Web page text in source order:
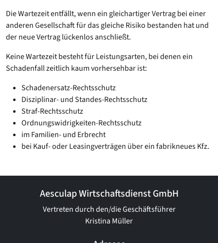
Die Wartezeit entfällt, wenn ein gleichartiger Vertrag bei einer
anderen Gesellschaft für das gleiche Risiko bestanden hat und
der neue Vertrag lückenlos anschließt.
Keine Wartezeit besteht für Leistungsarten, bei denen ein
Schadenfall zeitlich kaum vorhersehbar ist:
Schadenersatz-Rechtsschutz
Disziplinar- und Standes-Rechtsschutz
Straf-Rechtsschutz
Ordnungswidrigkeiten-Rechtsschutz
im Familien- und Erbrecht
bei Kauf- oder Leasingverträgen über ein fabrikneues Kfz.
Aesculap Wirtschaftsdienst GmbH
Vertreten durch den/die Geschäftsführer
Kristina Müller